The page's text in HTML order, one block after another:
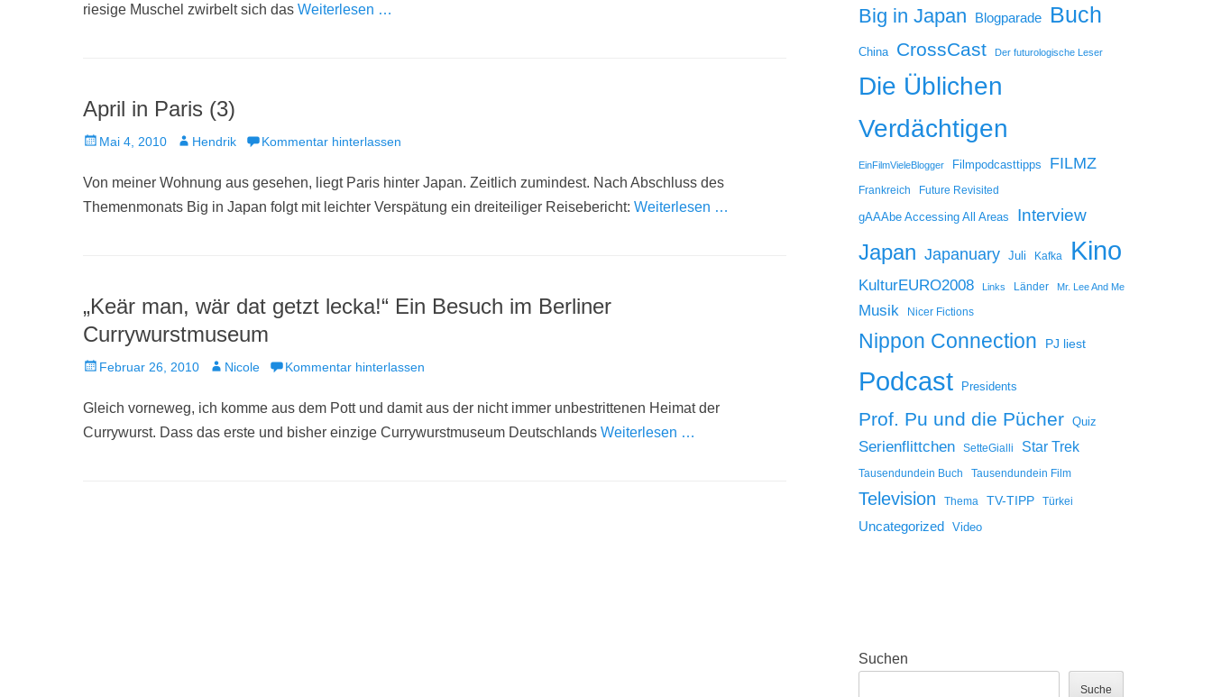
riesige Muschel zwirbelt sich das Weiterlesen …
April in Paris (3)
Veröffentlicht
Mai 4, 2010 AutorHendrik Kommentar hinterlassen
Von meiner Wohnung aus gesehen, liegt Paris hinter Japan. Zeitlich zumindest. Nach Abschluss des
Themenmonats Big in Japan folgt mit leichter Verspätung ein dreiteiliger Reisebericht: Weiterlesen …
„Keär man, wär dat getzt lecka!“ Ein Besuch im Berliner
Currywurstmuseum
Veröffentlicht
Februar 26, 2010 AutorNicole Kommentar hinterlassen
Gleich vorneweg, ich komme aus dem Pott und damit aus der nicht immer unbestrittenen Heimat der
Currywurst. Dass das erste und bisher einzige Currywurstmuseum Deutschlands Weiterlesen …
Big in Japan Blogparade Buch
China CrossCast Der futurologische Leser
Die Üblichen
Verdächtigen
EinFilmVieleBlogger Filmpodcasttipps FILMZ
Frankreich Future Revisited
gAAAbe Accessing All Areas Interview
Japan Japanuary Juli Kafka Kino
KulturEURO2008 Links Länder Mr. Lee And Me
Musik Nicer Fictions
Nippon Connection PJ liest
Podcast Presidents
Prof. Pu und die Pücher Quiz
Serienflittchen SetteGialli Star Trek
Tausendundein Buch Tausendundein Film
Television Thema TV-TIPP Türkei
Uncategorized Video
Suchen
Suche